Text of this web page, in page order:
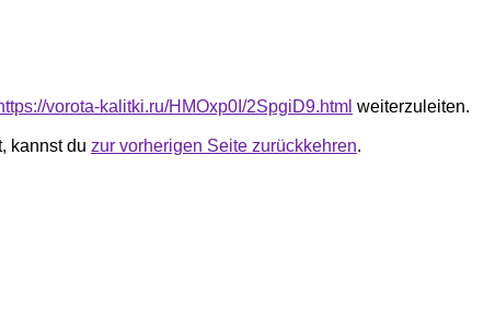
vorota-kalitki.ru/HMOxp0I/2SpgiD9.html weiterzuleiten.
kannst du zur vorherigen Seite zurückkehren.